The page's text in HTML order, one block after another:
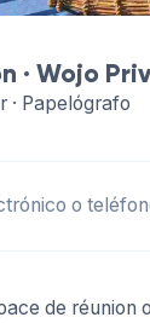
· Wojo
· Papelógrafo
o
de réunion